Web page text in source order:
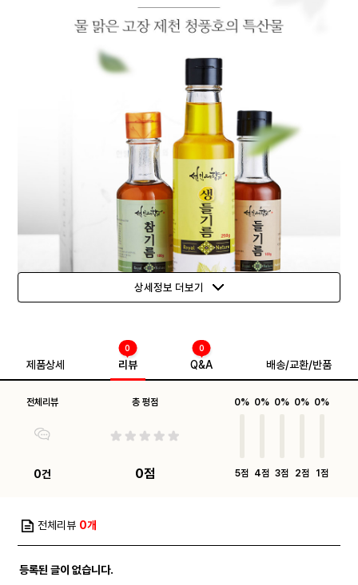
상세정보 더보기
제품상세 리뷰
0
Q&A
0
배송/교환/반품
전체리뷰
0건
총 평점
0점
0%
5점
0%
4점
0%
3점
0%
2점
0%
1점
전체리뷰 0개
등록된 글이 없습니다.